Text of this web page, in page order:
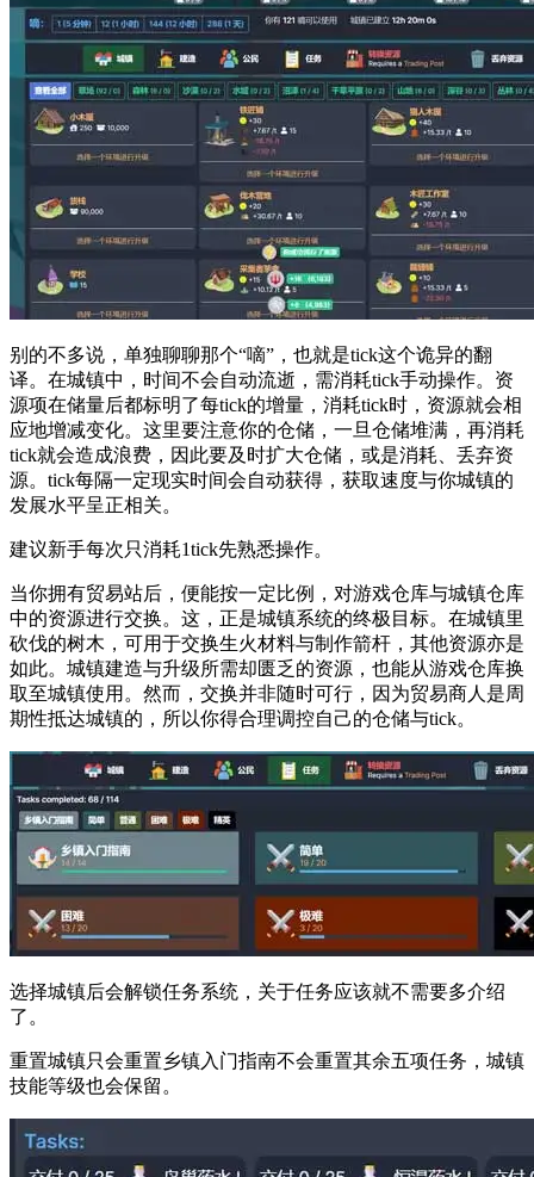
别的不多说，单独聊聊那个“嘀”，也就是tick这个诡异的翻
译。在城镇中，时间不会自动流逝，需消耗tick手动操作。资
源项在储量后都标明了每tick的增量，消耗tick时，资源就会相
应地增减变化。这里要注意你的仓储，一旦仓储堆满，再消耗
tick就会造成浪费，因此要及时扩大仓储，或是消耗、丢弃资
源。tick每隔一定现实时间会自动获得，获取速度与你城镇的
发展水平呈正相关。
建议新手每次只消耗1tick先熟悉操作。
当你拥有贸易站后，便能按一定比例，对游戏仓库与城镇仓库
中的资源进行交换。这，正是城镇系统的终极目标。在城镇里
砍伐的树木，可用于交换生火材料与制作箭杆，其他资源亦是
如此。城镇建造与升级所需却匮乏的资源，也能从游戏仓库换
取至城镇使用。然而，交换并非随时可行，因为贸易商人是周
期性抵达城镇的，所以你得合理调控自己的仓储与tick。
选择城镇后会解锁任务系统，关于任务应该就不需要多介绍
了。
重置城镇只会重置乡镇入门指南不会重置其余五项任务，城镇
技能等级也会保留。